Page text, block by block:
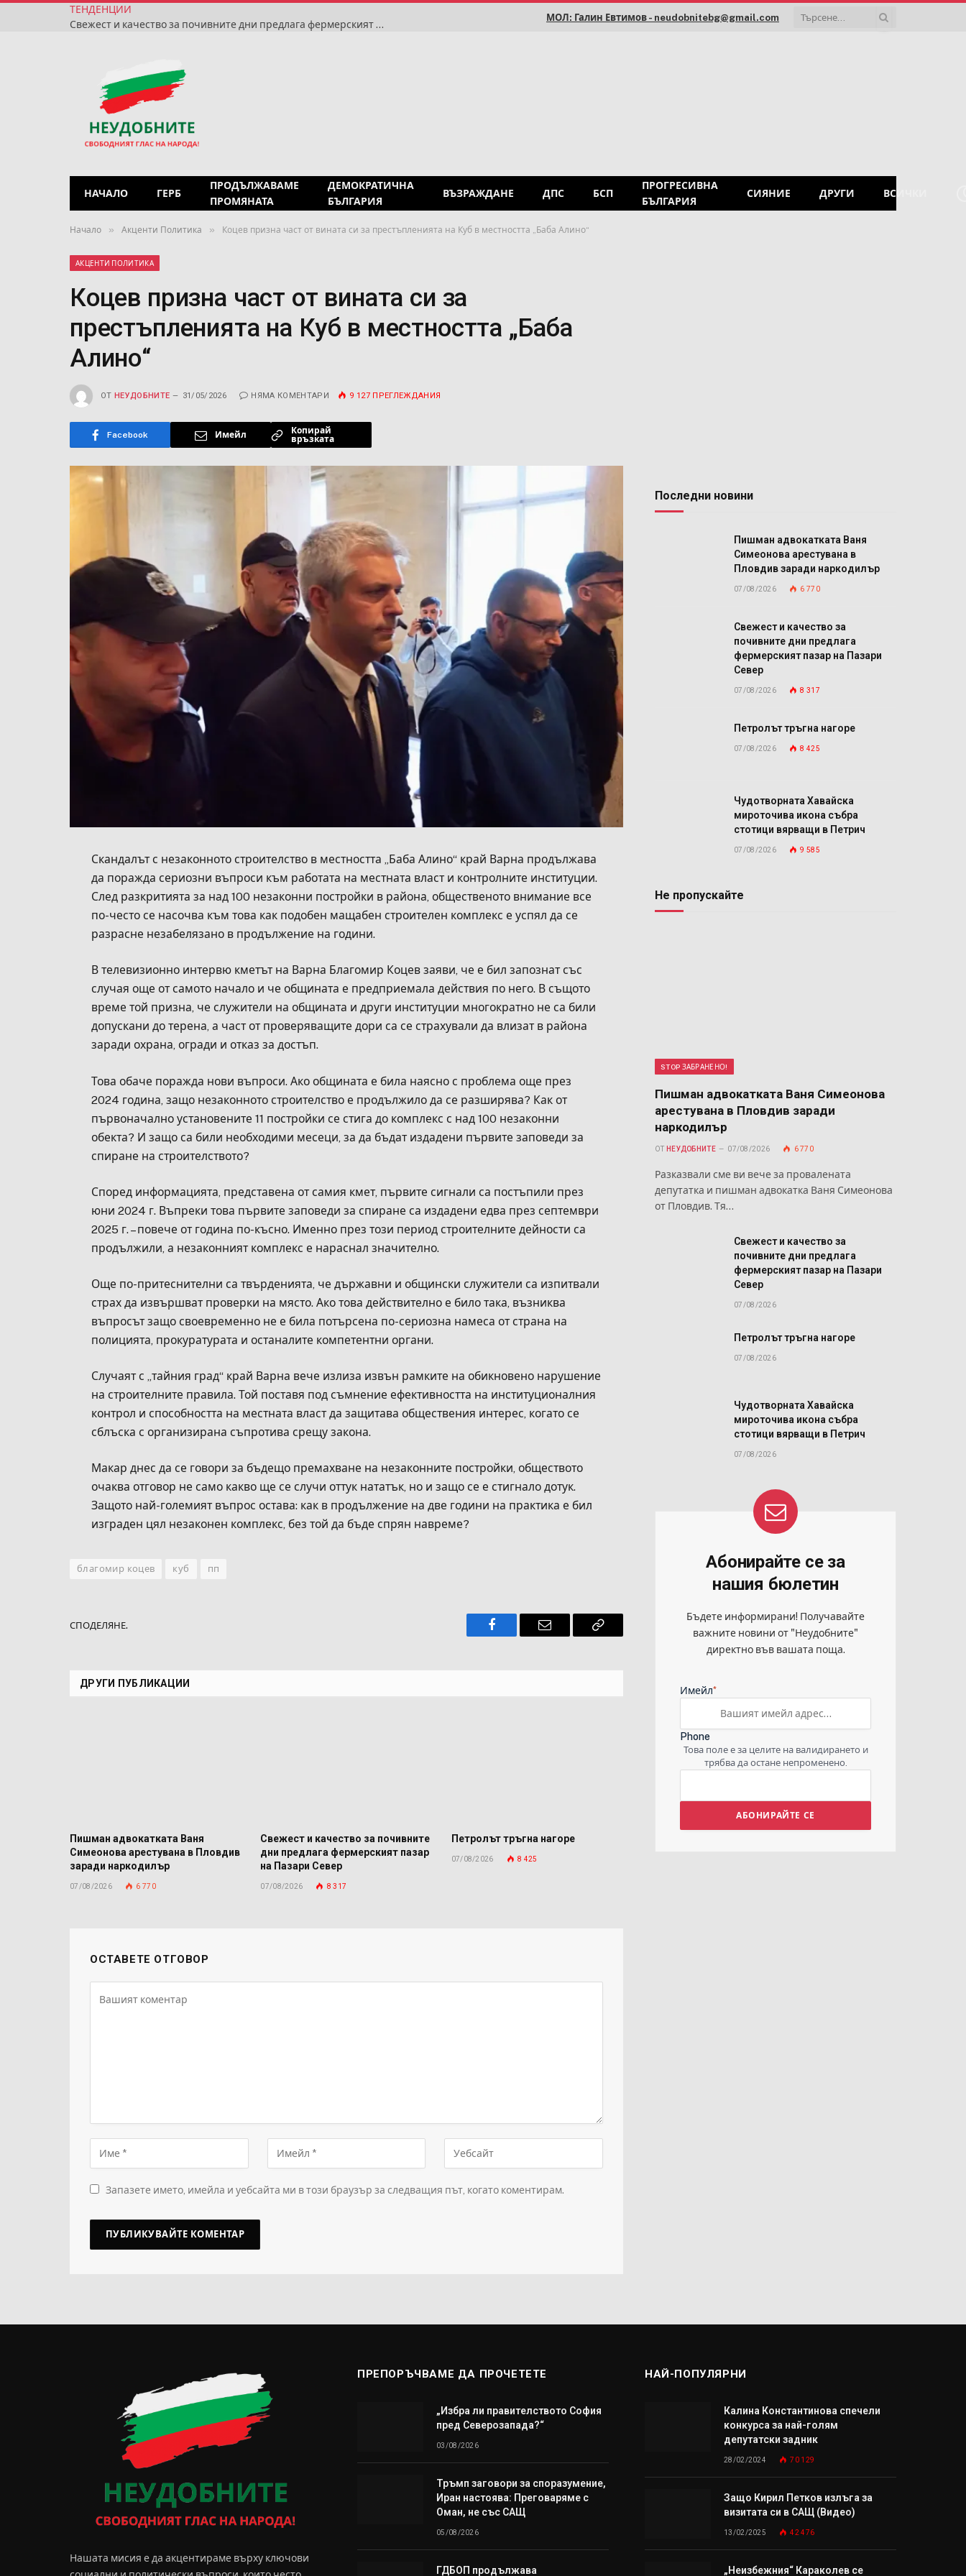
ТЕНДЕНЦИИ
Свежест и качество за почивните дни предлага фермерският пазар на Пазари Север
МОЛ: Галин Евтимов - neudobnitebg@gmail.com
НАЧАЛО ГЕРБ
ПРОДЪЛЖАВАМЕ
ПРОМЯНАТА
ДЕМОКРАТИЧНА
БЪЛГАРИЯ
ВЪЗРАЖДАНЕ ДПС БСП
ПРОГРЕСИВНА
БЪЛГАРИЯ
СИЯНИЕ ДРУГИ ВСИЧКИ
Начало » Акценти Политика » Коцев призна част от вината си за престъпленията на Куб в местността „Баба Алино“
АКЦЕНТИ ПОЛИТИКА
Коцев призна част от вината си за
престъпленията на Куб в местността „Баба
Алино“
ОТ НЕУДОБНИТЕ 31/05/2026 НЯМА КОМЕНТАРИ 9 127 ПРЕГЛЕЖДАНИЯ
Facebook Имейл
Копирай
връзката
Скандалът с незаконното строителство в местността „Баба Алино“ край Варна продължава
да поражда сериозни въпроси към работата на местната власт и контролните институции.
След разкритията за над 100 незаконни постройки в района, общественото внимание все
по-често се насочва към това как подобен мащабен строителен комплекс е успял да се
разрасне незабелязано в продължение на години.
В телевизионно интервю кметът на Варна Благомир Коцев заяви, че е бил запознат със
случая още от самото начало и че общината е предприемала действия по него. В същото
време той призна, че служители на общината и други институции многократно не са били
допускани до терена, а част от проверяващите дори са се страхували да влизат в района
заради охрана, огради и отказ за достъп.
Това обаче поражда нови въпроси. Ако общината е била наясно с проблема още през
2024 година, защо незаконното строителство е продължило да се разширява? Как от
първоначално установените 11 постройки се стига до комплекс с над 100 незаконни
обекта? И защо са били необходими месеци, за да бъдат издадени първите заповеди за
спиране на строителството?
Според информацията, представена от самия кмет, първите сигнали са постъпили през
юни 2024 г. Въпреки това първите заповеди за спиране са издадени едва през септември
2025 г. – повече от година по-късно. Именно през този период строителните дейности са
продължили, а незаконният комплекс е нараснал значително.
Още по-притеснителни са твърденията, че държавни и общински служители са изпитвали
страх да извършват проверки на място. Ако това действително е било така, възниква
въпросът защо своевременно не е била потърсена по-сериозна намеса от страна на
полицията, прокуратурата и останалите компетентни органи.
Случаят с „тайния град“ край Варна вече излиза извън рамките на обикновено нарушение
на строителните правила. Той поставя под съмнение ефективността на институционалния
контрол и способността на местната власт да защитава обществения интерес, когато се
сблъска с организирана съпротива срещу закона.
Макар днес да се говори за бъдещо премахване на незаконните постройки, обществото
очаква отговор не само какво ще се случи оттук нататък, но и защо се е стигнало дотук.
Защото най-големият въпрос остава: как в продължение на две години на практика е бил
изграден цял незаконен комплекс, без той да бъде спрян навреме?
благомир коцев куб пп
СПОДЕЛЯНЕ.
Facebook Имейл
Копирай
ДРУГИ ПУБЛИКАЦИИ
Пишман адвокатката Ваня
Симеонова арестувана в Пловдив
заради наркодилър
07/08/2026 6 770
Свежест и качество за почивните
дни предлага фермерският пазар
на Пазари Север
07/08/2026 8 317
Петролът тръгна нагоре
07/08/2026 8 425
ОСТАВЕТЕ ОТГОВОР
Запазете името, имейла и уебсайта ми в този браузър за следващия път, когато коментирам.
Последни новини
Пишман адвокатката Ваня
Симеонова арестувана в
Пловдив заради наркодилър
07/08/2026 6 770
Свежест и качество за
почивните дни предлага
фермерският пазар на Пазари
Север
07/08/2026 8 317
Петролът тръгна нагоре
07/08/2026 8 425
Чудотворната Хавайска
мироточива икона събра
стотици вярващи в Петрич
07/08/2026 9 585
Не пропускайте
STOP ЗАБРАНЕНО!
Пишман адвокатката Ваня Симеонова
арестувана в Пловдив заради
наркодилър
ОТ НЕУДОБНИТЕ 07/08/2026 6 770
Разказвали сме ви вече за провалената
депутатка и пишман адвокатка Ваня Симеонова
от Пловдив. Тя…
Свежест и качество за
почивните дни предлага
фермерският пазар на Пазари
Север
07/08/2026
Петролът тръгна нагоре
07/08/2026
Чудотворната Хавайска
мироточива икона събра
стотици вярващи в Петрич
07/08/2026
Абонирайте се за
нашия бюлетин
Бъдете информирани! Получавайте
важните новини от "Неудобните"
директно във вашата поща.
Имейл*
Phone
Това поле е за целите на валидирането и
трябва да остане непроменено.
Нашата мисия е да акцентираме върху ключови
ПРЕПОРЪЧВАМЕ ДА ПРОЧЕТЕТЕ
„Избра ли правителството София
пред Северозапада?“
03/08/2026
Тръмп заговори за споразумение,
Иран настоява: Преговаряме с
Оман, не със САЩ
05/08/2026
ГДБОП продължава
НАЙ-ПОПУЛЯРНИ
Калина Константинова спечели
конкурса за най-голям
депутатски задник
28/02/2024 70 129
Защо Кирил Петков излъга за
визитата си в САЩ (Видео)
13/02/2025 42 476
„Неизбежния“ Караколев се